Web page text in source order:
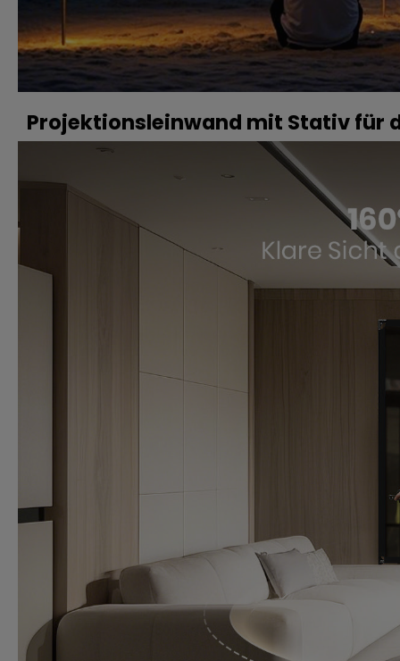
Projektionsleinwand mit Stativ für